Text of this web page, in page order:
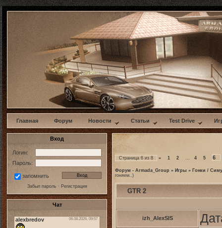
w
Главная Форум Новости Статьи Test Drive
Вход
Логин:
Пароль:
запомнить
Забыл пароль· Регистрация
Чат
Страница 6 из 8 « 1 2 … 4 5 6
Форум - Armada_Group » Игры » Гонки /
гоняем..)
GTR 2
izh_AlexSIS